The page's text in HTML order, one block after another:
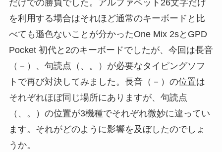
だけでの勝負でした。アルファベット26文字だけ
を利用する場合はそれほど通常のキーボードと比
べても遜色ないことが分かったOne Mix 2sとGPD
Pocket 初代と2のキーボードでしたが、今回は長音
（－）、句読点（、。）が必要なタイピングソフ
トで再び対決してみました。長音（－）の位置は
それぞれほぼ同じ場所にありますが、句読点
（、。）の位置が3機種でそれぞれ微妙に違ってい
ます。それがどのように影響を及ぼしたのでしょ
うか。